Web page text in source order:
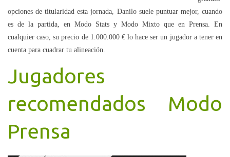
opciones de titularidad esta jornada, Danilo suele puntuar mejor, cuando
es de la partida, en Modo Stats y Modo Mixto que en Prensa. En
cualquier caso, su precio de 1.000.000 € lo hace ser un jugador a tener en
cuenta para cuadrar tu alineación.
Jugadores
recomendados Modo
Prensa